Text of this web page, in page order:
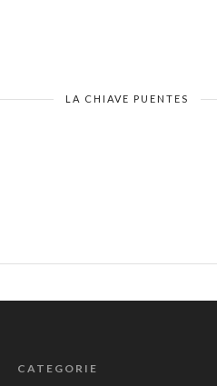
LA CHIAVE PUENTES
CATEGORIE